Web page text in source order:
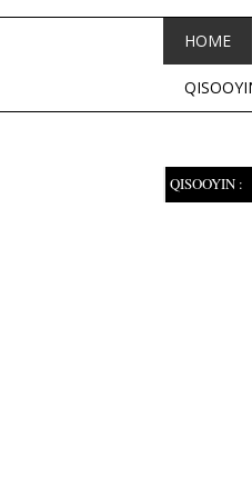
HOME
QISOOYIN :